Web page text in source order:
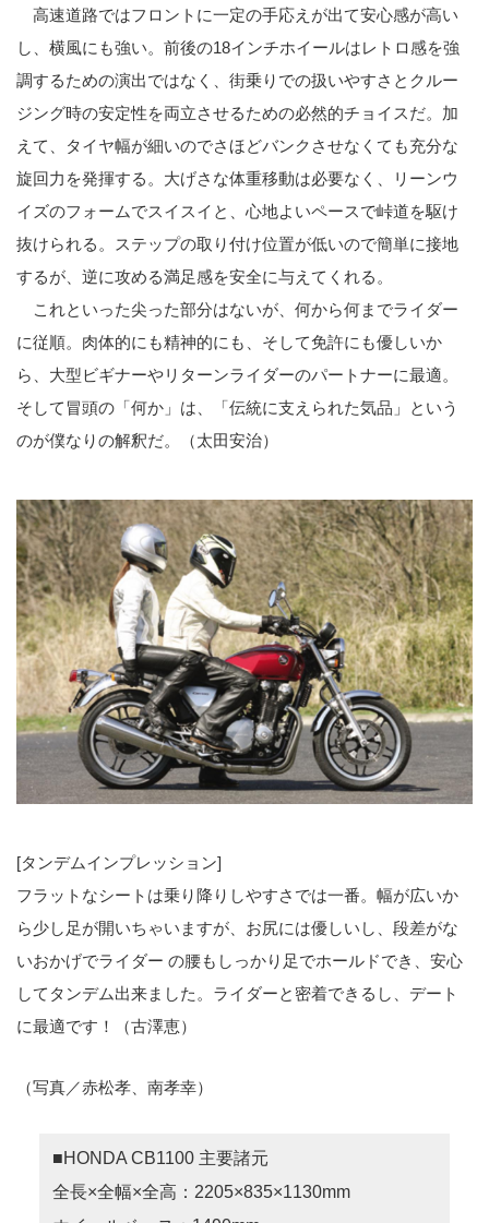
高速道路ではフロントに一定の手応えが出て安心感が高い
し、横風にも強い。前後の18インチホイールはレトロ感を強
調するための演出ではなく、街乗りでの扱いやすさとクルー
ジング時の安定性を両立させるための必然的チョイスだ。加
えて、タイヤ幅が細いのでさほどバンクさせなくても充分な
旋回力を発揮する。大げさな体重移動は必要なく、リーンウ
イズのフォームでスイスイと、心地よいペースで峠道を駆け
抜けられる。ステップの取り付け位置が低いので簡単に接地
するが、逆に攻める満足感を安全に与えてくれる。
これといった尖った部分はないが、何から何までライダー
に従順。肉体的にも精神的にも、そして免許にも優しいか
ら、大型ビギナーやリターンライダーのパートナーに最適。
そして冒頭の「何か」は、「伝統に支えられた気品」という
のが僕なりの解釈だ。（太田安治）
[タンデムインプレッション]
フラットなシートは乗り降りしやすさでは一番。幅が広いか
ら少し足が開いちゃいますが、お尻には優しいし、段差がな
いおかげでライダー の腰もしっかり足でホールドでき、安心
してタンデム出来ました。ライダーと密着できるし、デート
に最適です！（古澤恵）
（写真／赤松孝、南孝幸）
■HONDA CB1100 主要諸元
全長×全幅×全高：2205×835×1130mm